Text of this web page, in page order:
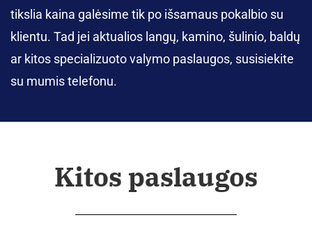
tikslia kaina galėsime tik po išsamaus pokalbio su
klientu. Tad jei aktualios langų, kamino, šulinio, baldų
ar kitos specializuoto valymo paslaugos, susisiekite
su mumis telefonu.
Kitos paslaugos